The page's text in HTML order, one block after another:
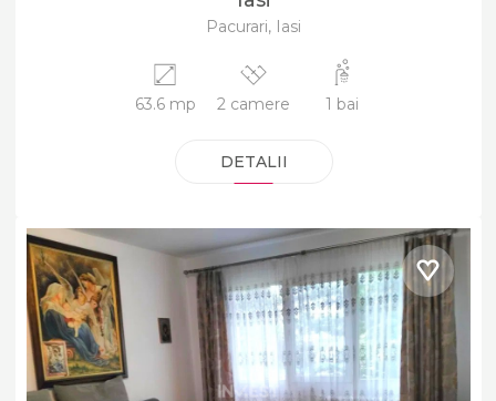
Pacurari, Iasi
63.6 mp 2 camere 1 bai
DETALII